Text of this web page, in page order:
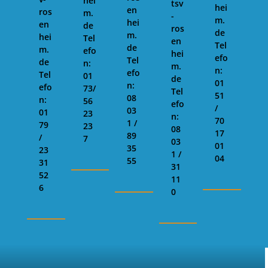
ros
en
hei
m.
de
Tel
efo
n:
01
79
/
23
31
52
6
m.
de
Tel
efo
n:
01
73/
56
23
23
7
en
hei
m.
de
Tel
efo
n:
08
03
1 /
89
35
55
tsv
-
ros
en
hei
m.
de
Tel
efo
n:
08
03
1 /
31
11
0
hei
m.
de
Tel
efo
n:
01
51
/
70
17
01
04